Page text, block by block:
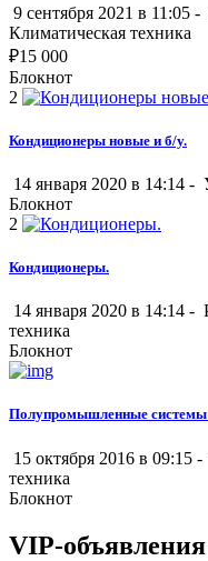
9 сентября 2021 в 11:05 -
Климатическая техника
₽15 000
Блокнот
2
Кондиционеры новые и б/у.
14 января 2020 в 14:14 -
Блокнот
2
Кондиционеры.
14 января 2020 в 14:14 -
техника
Блокнот
Полупромышленные системы
15 октября 2016 в 09:15 -
техника
Блокнот
VIP-объявления